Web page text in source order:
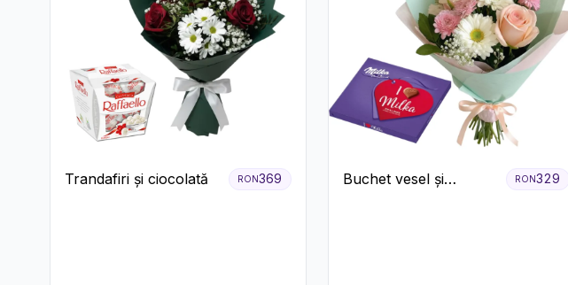
Trandafiri și ciocolată RON369
Buchet vesel și
RON329